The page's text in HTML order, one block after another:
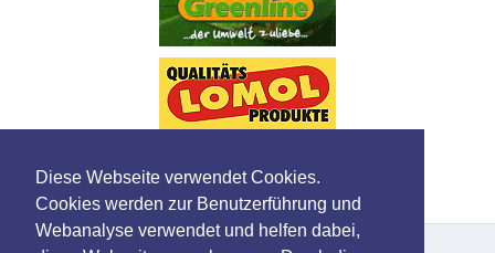
Diese Webseite verwendet Cookies.
Cookies werden zur Benutzerführung und
Webanalyse verwendet und helfen dabei,